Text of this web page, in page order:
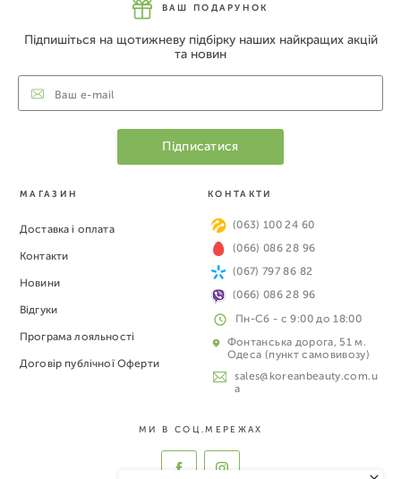
ВАШ ПОДАРУНОК
Підпишіться на щотижневу підбірку наших найкращих акцій
та новин
МАГАЗИН
Доставка і оплата
Контакти
Новини
Відгуки
Програма лояльності
Договір публічної Оферти
КОНТАКТИ
(063) 100 24 60
(066) 086 28 96
(067) 797 86 82
(066) 086 28 96
Пн-Сб - с 9:00 до 18:00
Фонтанська дорога, 51 м.
Одеса (пункт самовивозу)
sales@koreanbeauty.com.u
a
МИ В СОЦ.МЕРЕЖАХ